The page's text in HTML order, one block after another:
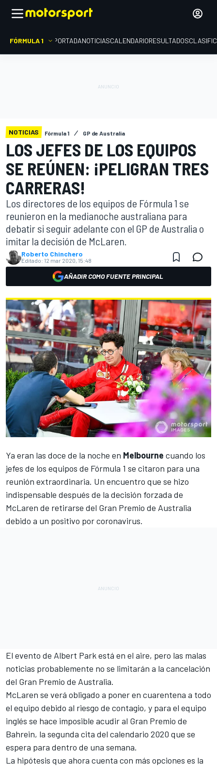
FÓRMULA 1 PORTADANOTICIASCALENDARIORESULTADOS
NOTICIAS Fórmula 1 GP de Australia
LOS JEFES DE LOS EQUIPOS
SE REÚNEN: ¡PELIGRAN TRES
CARRERAS!
Los directores de los equipos de Fórmula 1 se
reunieron en la medianoche australiana para
debatir si seguir adelante con el GP de Australia o
imitar la decisión de McLaren.
Roberto Chinchero
Editado: 12 mar 2020, 15:48
AÑADIR COMO FUENTE PRINCIPAL
Ya eran las doce de la noche en Melbourne cuando los
jefes de los equipos de Fórmula 1 se citaron para una
reunión extraordinaria. Un encuentro que se hizo
indispensable después de la decisión forzada de
McLaren de retirarse del Gran Premio de Australia
debido a un positivo por coronavirus.
El evento de Albert Parkestá en el aire, pero las malas
noticias probablemente no se limitarán a la cancelación
del Gran Premio de Australia.
McLaren se verá obligado a poner en cuarentena a todo
el equipo debido al riesgo de contagio, y para el equipo
inglés se hace imposible acudir al Gran Premio de
Bahrein, la segunda cita del calendario 2020 que se
espera para dentro de una semana.
La hipótesis que ahora cuenta con más opciones es la